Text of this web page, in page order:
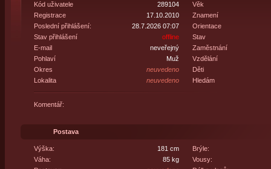
Kód uživatele
289104
Registrace
17.10.2010
Poslední přihlášení:
28.7.2026 07:07
Stav přihlášení
offline
E-mail
neveřejný
Pohlaví
Muž
Okres
neuvedeno
Lokalita
neuvedeno
Věk
Znamení
Orientace
Stav
Zaměstnání
Vzdělání
Děti
Hledám
Komentář:
Postava
Výška:
181 cm
Váha:
85 kg
Brýle:
Vousy: